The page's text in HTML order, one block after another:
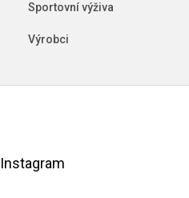
Sportovní výživa
Výrobci
Instagram